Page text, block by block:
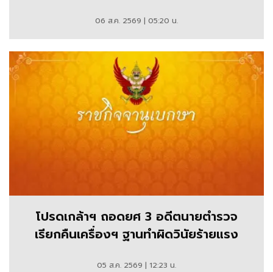
06 ส.ค. 2569 | 05:20 น.
โปรดเกล้าฯ ถอดยศ 3 อดีตนายตำรวจ
เรียกคืนเครื่องฯ ฐานทำผิดวินัยร้ายแรง
05 ส.ค. 2569 | 12:23 น.